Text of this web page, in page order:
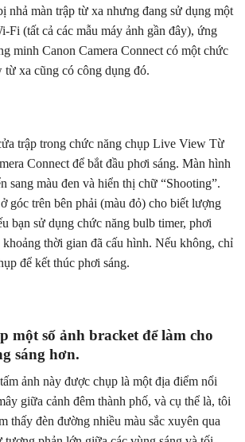
nhả màn trập từ xa nhưng đang sử dụng một
Fi (tất cả các mẫu máy ảnh gần đây), ứng
minh Canon Camera Connect có một chức
xa cũng có công dụng đó.
trập trong chức năng chụp Live View Từ
Connect để bắt đầu phơi sáng. Màn hình
sang màu đen và hiển thị chữ “Shooting”.
góc trên bên phải (màu đỏ) cho biết lượng
bạn sử dụng chức năng bulb timer, phơi
khoảng thời gian đã cấu hình. Nếu không, chỉ
để kết thúc phơi sáng.
một số ảnh bracket để làm cho
sáng hơn.
ảnh này được chụp là một địa điểm nổi
giữa cảnh đêm thành phố, và cụ thể là, tôi
thấy đèn đường nhiều màu sắc xuyên qua